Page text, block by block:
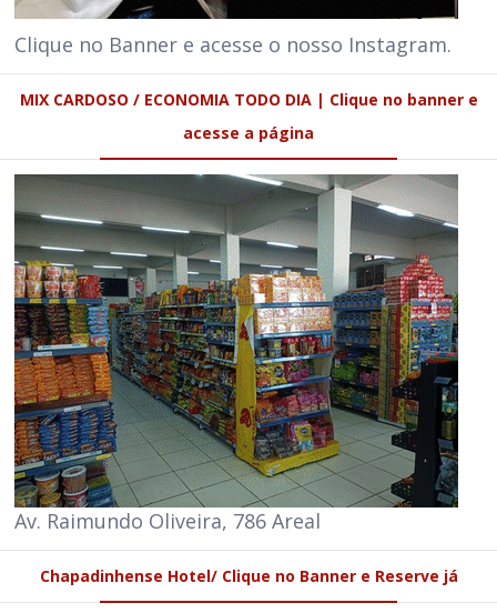
Clique no Banner e acesse o nosso Instagram.
MIX CARDOSO / ECONOMIA TODO DIA | Clique no banner e
acesse a página
Av. Raimundo Oliveira, 786 Areal
Chapadinhense Hotel/ Clique no Banner e Reserve já